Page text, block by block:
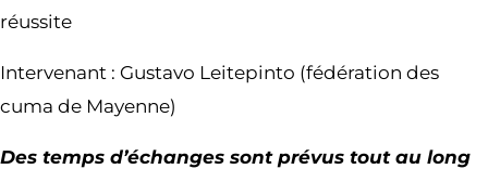
réussite
Intervenant : Gustavo Leitepinto (fédération des
cuma de Mayenne)
Des temps d’échanges sont prévus tout au long